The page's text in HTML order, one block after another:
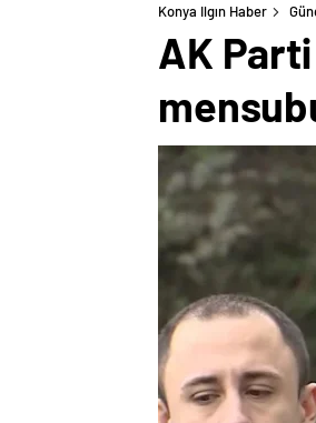
Konya Ilgın Haber
AK Parti